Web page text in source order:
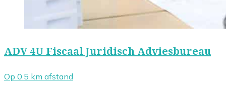
ADV 4U Fiscaal Juridisch Adviesbureau
Op 0.5 km afstand